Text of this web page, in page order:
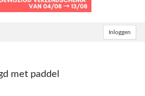
Inloggen
met paddel